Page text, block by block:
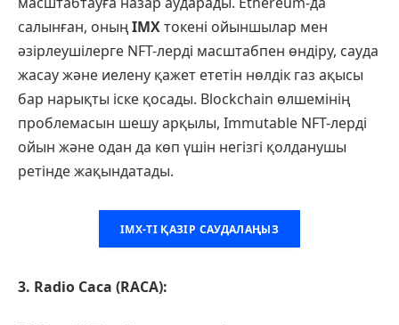
салынған, оныңIMXтокені ойыншылар мен
әзірлеушілерге NFT-лерді масштабпен өндіру, сауда
жасау және иелену қажет ететін нөлдік газ ақысы
бар нарықты іске қосады. Blockchain өлшемінің
проблемасын шешу арқылы, Immutable NFT-лерді
ойын және одан да көп үшін негізгі қолданушы
ретінде жақындатады.
IMX-ТІ ҚАЗІР САУДАЛАҢЫЗ
3. Radio Caca (RACA):